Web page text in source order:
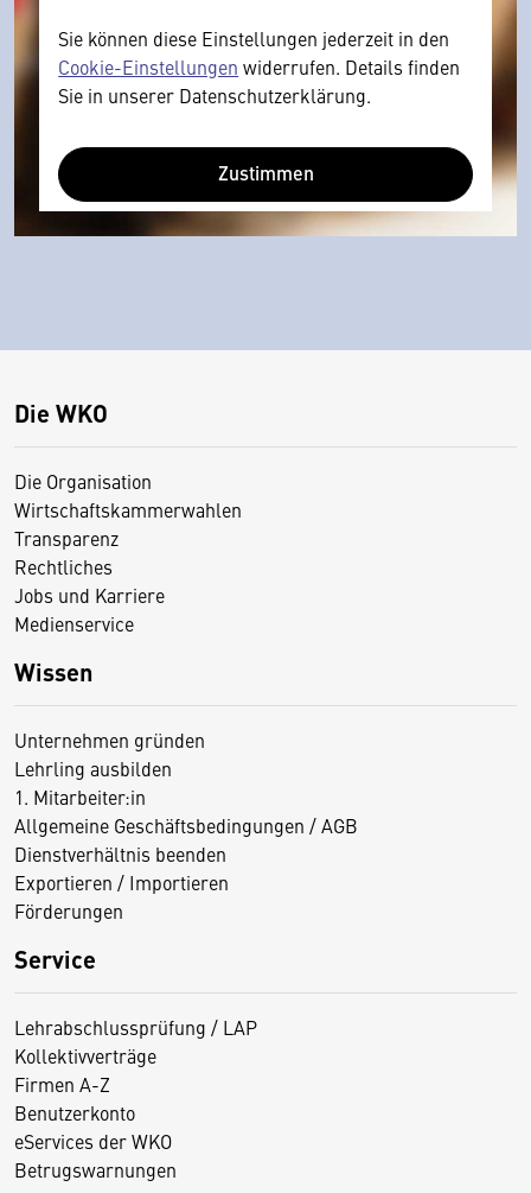
Sie können diese Einstellungen jederzeit in den
Cookie-Einstellungen widerrufen. Details finden
Sie in unserer Datenschutzerklärung.
Zustimmen
Die WKO
Die Organisation
Wirtschaftskammerwahlen
Transparenz
Rechtliches
Jobs und Karriere
Medienservice
Wissen
Unternehmen gründen
Lehrling ausbilden
1. Mitarbeiter:in
Allgemeine Geschäftsbedingungen / AGB
Dienstverhältnis beenden
Exportieren / Importieren
Förderungen
Service
Lehrabschlussprüfung / LAP
Kollektivverträge
Firmen A-Z
Benutzerkonto
eServices der WKO
Betrugswarnungen